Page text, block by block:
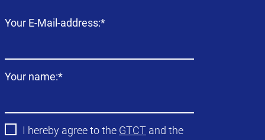
Champ
Your E-Mail-address:*
Champ
Your name:*
I hereby agree to the GTCT and the